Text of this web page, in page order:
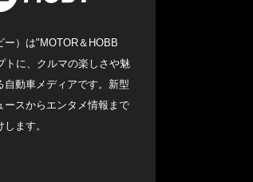
ー）は"MOTOR＆HOBB
トに、クルマの楽しさや魅
自動車メディアです。新型
ースからエンタメ情報まで
ます。